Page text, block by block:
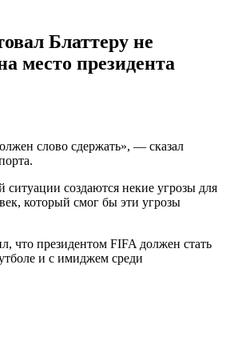
Блаттеру не
место президента
слово сдержать», — сказал
создаются некие угрозы для
который смог бы эти угрозы
что президентом FIFA должен стать
и с имиджем среди